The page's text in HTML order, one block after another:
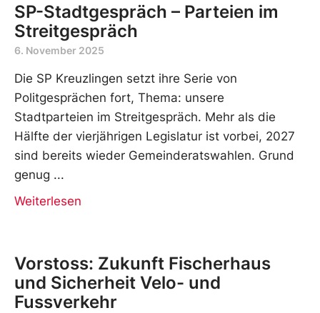
SP-Stadtgespräch – Parteien im
Streitgespräch
6. November 2025
Die SP Kreuzlingen setzt ihre Serie von
Politgesprächen fort, Thema: unsere
Stadtparteien im Streitgespräch. Mehr als die
Hälfte der vierjährigen Legislatur ist vorbei, 2027
sind bereits wieder Gemeinderatswahlen. Grund
genug
Weiterlesen
Vorstoss: Zukunft Fischerhaus
und Sicherheit Velo- und
Fussverkehr